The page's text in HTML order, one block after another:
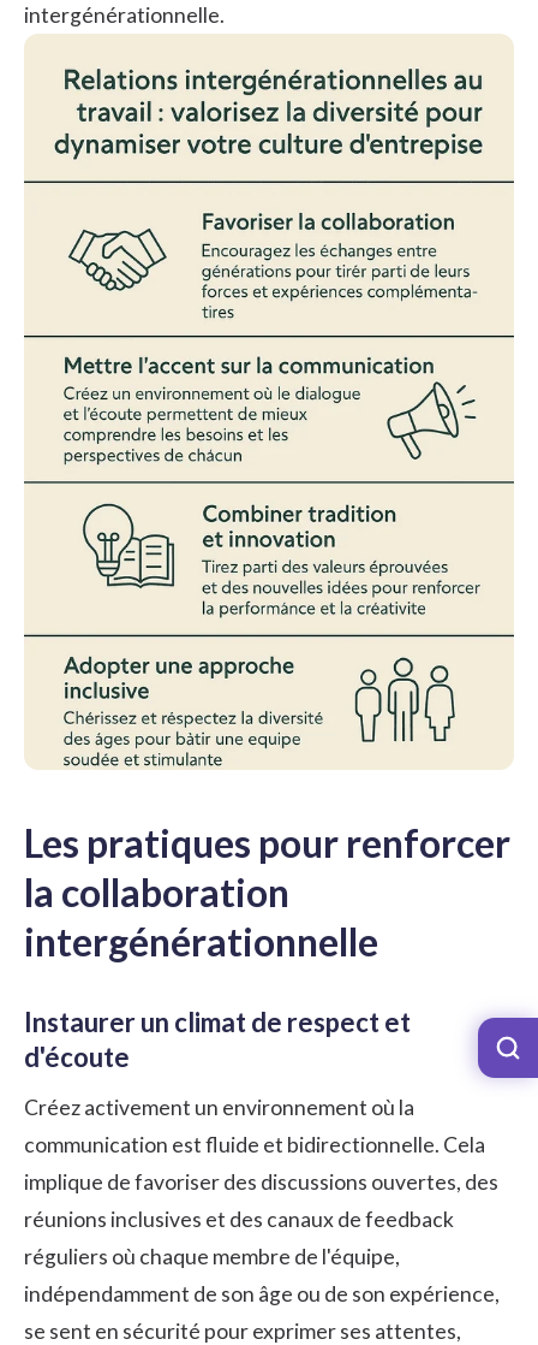
intergénérationnelle.
Les pratiques pour renforcer
la collaboration
intergénérationnelle
Instaurer un climat de respect et
d'écoute
Créez activement un environnement où la
communication est fluide et bidirectionnelle. Cela
implique de favoriser des discussions ouvertes, des
réunions inclusives et des canaux de feedback
réguliers où chaque membre de l'équipe,
indépendamment de son âge ou de son expérience,
se sent en sécurité pour exprimer ses attentes,